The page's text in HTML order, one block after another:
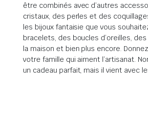
être combinés avec d’autres
cristaux, des perles et des
les bijoux fantaisie que vous
bracelets, des boucles d’oreilles,
la maison et bien plus encore.
votre famille qui aiment l’artisanat.
un cadeau parfait, mais il vient avec